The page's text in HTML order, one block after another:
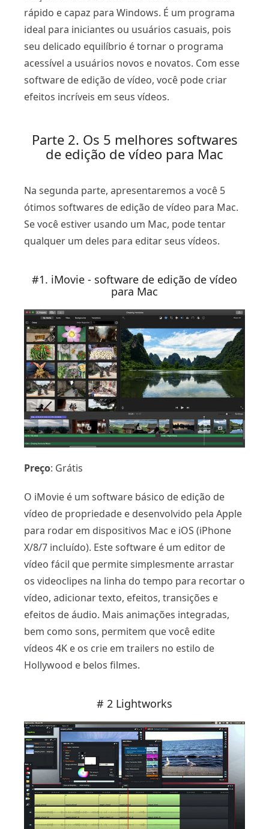
rápido e capaz para Windows. É um programa
ideal para iniciantes ou usuários casuais, pois
seu delicado equilíbrio é tornar o programa
acessível a usuários novos e novatos. Com esse
software de edição de vídeo, você pode criar
efeitos incríveis em seus vídeos.
Parte 2. Os 5 melhores softwares
de edição de vídeo para Mac
Na segunda parte, apresentaremos a você 5
ótimos softwares de edição de vídeo para Mac.
Se você estiver usando um Mac, pode tentar
qualquer um deles para editar seus vídeos.
#1. iMovie - software de edição de vídeo
para Mac
Preço: Grátis
O iMovie é um software básico de edição de
vídeo de propriedade e desenvolvido pela Apple
para rodar em dispositivos Mac e iOS (iPhone
X/8/7 incluído). Este software é um editor de
vídeo fácil que permite simplesmente arrastar
os videoclipes na linha do tempo para recortar o
vídeo, adicionar texto, efeitos, transições e
efeitos de áudio. Mais animações integradas,
bem como sons, permitem que você edite
vídeos 4K e os crie em trailers no estilo de
Hollywood e belos filmes.
# 2 Lightworks